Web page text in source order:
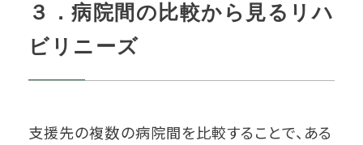
３．病院間の比較から見るリハ
ビリニーズ
支援先の複数の病院間を比較することで、ある